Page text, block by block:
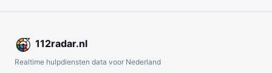
112radar.nl
Realtime hulpdiensten data voor Nederland